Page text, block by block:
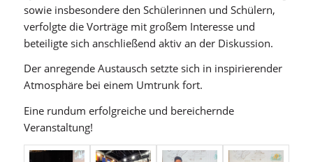
sowie insbesondere den Schülerinnen und Schülern,
verfolgte die Vorträge mit großem Interesse und
beteiligte sich anschließend aktiv an der Diskussion.
Der anregende Austausch setzte sich in inspirierender
Atmosphäre bei einem Umtrunk fort.
Eine rundum erfolgreiche und bereichernde
Veranstaltung!